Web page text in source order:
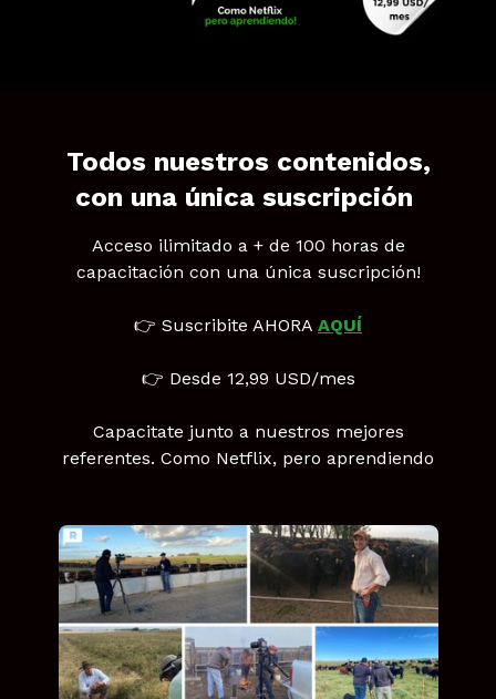
Todos nuestros contenidos,
con una única suscripción
Acceso ilimitado a + de 100 horas de
capacitación con una única suscripción!
👉 Suscribite AHORA AQUÍ
👉 Desde 12,99 USD/mes
Capacitate junto a nuestros mejores
referentes. Como Netflix, pero aprendiendo